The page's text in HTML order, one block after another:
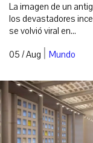
La imagen de un
los devastadores
se volvió viral en...
05 / Aug | Mundo